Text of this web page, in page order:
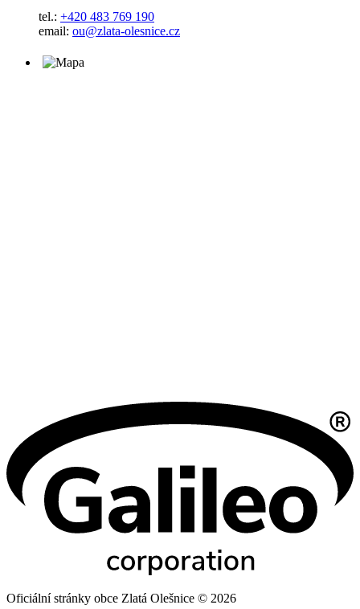
tel.: +420 483 769 190
email: ou@zlata-olesnice.cz
Oficiální stránky obce Zlatá Olešnice © 2026